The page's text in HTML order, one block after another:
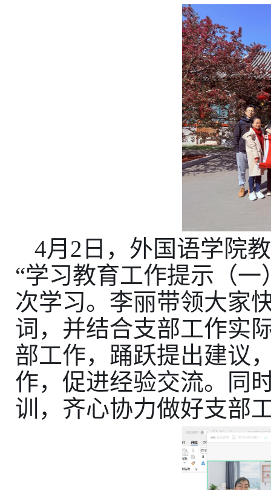
4月 2 日，外国语学院
“学习教育工作提示（一
次学习。李丽带领大家
词，并结合支部工作实
部工作，踊跃提出建议
作，促进经验交流。同
训，齐心协力做好支部